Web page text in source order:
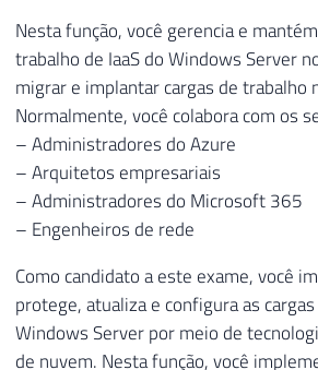
Nesta função, você gerencia e
trabalho de IaaS do Windows Server
migrar e implantar cargas de trabalho
Normalmente, você colabora com os
– Administradores do Azure
– Arquitetos empresariais
– Administradores do Microsoft 365
– Engenheiros de rede
Como candidato a este exame, você
protege, atualiza e configura as
Windows Server por meio de
de nuvem. Nesta função, você